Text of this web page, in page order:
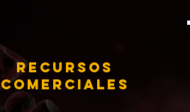
Recursos
comerciales